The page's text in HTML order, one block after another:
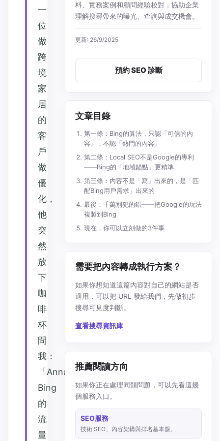
一
位
做
跨
境
家
居
的
客
戶
做
優
化，
他
突
然
放
下
咖
啡
杯
問
我：
「Anna，
Bing
的
流
量
料、實務案例和顧問經驗校對，協助企業
理解搜尋帶來的曝光、查詢與成交機會。
更新: 26/9/2025
預約 SEO 診斷
文章目錄
第一條：Bing的算法，只認「可信的內
容」，不認「熱門的內容」
第二條：Local SEO不是Google的專利
——Bing的「地域錨點」更精準
第三條：內容不是「寫」出來的，是「匹
配Bing用戶需求」出來的
最後：千萬別犯的錯——把Google的玩法
複製到Bing
現在，你可以立刻做的3件事
需要把內容轉成執行方案？
如果你想知道這篇內容對自己的網站是否
適用，可以把 URL 發給我們，先做初步
搜尋可見度判斷。
查看搜尋資訊庫
推薦閱讀方向
如果你正在處理同類問題，可以先看這幾
個服務入口。
SEO服務
技術 SEO、內容架構與排名基本盤。